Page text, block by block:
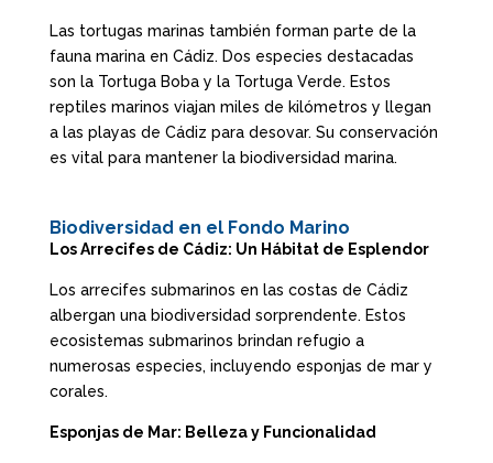
Las tortugas marinas también forman parte de la
fauna marina en Cádiz. Dos especies destacadas
son la Tortuga Boba y la Tortuga Verde. Estos
reptiles marinos viajan miles de kilómetros y llegan
a las playas de Cádiz para desovar. Su conservación
es vital para mantener la biodiversidad marina.
Biodiversidad en el Fondo Marino
Los Arrecifes de Cádiz: Un Hábitat de Esplendor
Los arrecifes submarinos en las costas de Cádiz
albergan una biodiversidad sorprendente. Estos
ecosistemas submarinos brindan refugio a
numerosas especies, incluyendo esponjas de mar y
corales.
Esponjas de Mar: Belleza y Funcionalidad